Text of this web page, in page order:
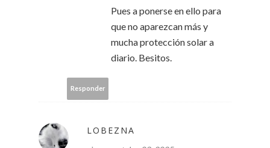
Pues a ponerse en ello para
que no aparezcan más y
mucha protección solar a
diario. Besitos.
Responder
LOBEZNA